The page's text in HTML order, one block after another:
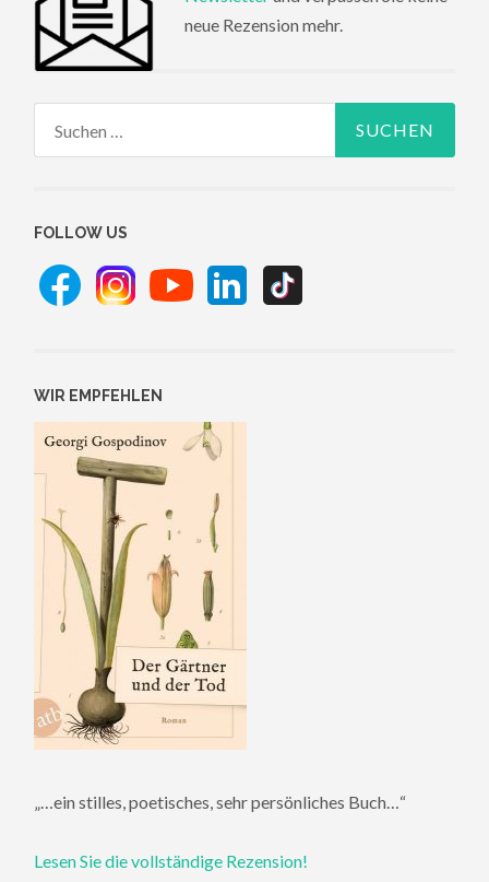
neue Rezension mehr.
FOLLOW US
WIR EMPFEHLEN
„…ein stilles, poetisches, sehr persönliches Buch…“
Lesen Sie die vollständige Rezension!